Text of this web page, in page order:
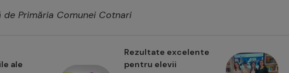
Primăria Comunei Cotnari
ale
Rezultate excelente
pentru elevii